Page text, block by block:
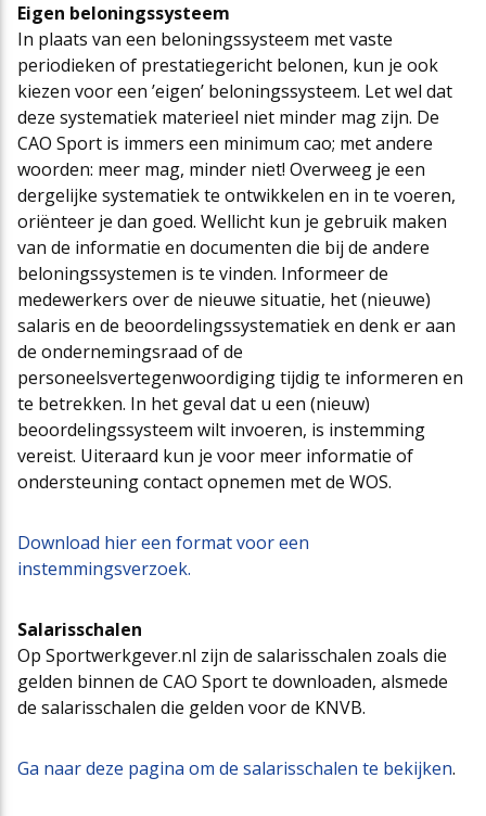
Eigen beloningssysteem
In plaats van een beloningssysteem met vaste
periodieken of prestatiegericht belonen, kun je ook
kiezen voor een ’eigen’ beloningssysteem. Let wel dat
deze systematiek materieel niet minder mag zijn. De
CAO Sport is immers een minimum cao; met andere
woorden: meer mag, minder niet! Overweeg je een
dergelijke systematiek te ontwikkelen en in te voeren,
oriënteer je dan goed. Wellicht kun je gebruik maken
van de informatie en documenten die bij de andere
beloningssystemen is te vinden. Informeer de
medewerkers over de nieuwe situatie, het (nieuwe)
salaris en de beoordelingssystematiek en denk er aan
de ondernemingsraad of de
personeelsvertegenwoordiging tijdig te informeren en
te betrekken. In het geval dat u een (nieuw)
beoordelingssysteem wilt invoeren, is instemming
vereist. Uiteraard kun je voor meer informatie of
ondersteuning contact opnemen met de WOS.
Download hier een format voor een
instemmingsverzoek.
Salarisschalen
Op Sportwerkgever.nl zijn de salarisschalen zoals die
gelden binnen de CAO Sport te downloaden, alsmede
de salarisschalen die gelden voor de KNVB.
Ga naar deze pagina om de salarisschalen te bekijken.